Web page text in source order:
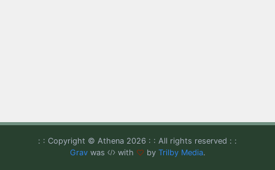
: : Copyright © Athena 2026 : : All rights reserved : :
Gravwas with by Trilby Media.